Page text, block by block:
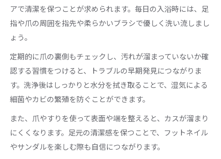
アで清潔を保つことが求められます。毎日の入浴時には、足
指や爪の周囲を指先や柔らかいブラシで優しく洗い流しまし
ょう。
定期的に爪の裏側もチェックし、汚れが溜まっていないか確
認する習慣をつけると、トラブルの早期発見につながりま
す。洗浄後はしっかりと水分を拭き取ることで、湿気による
細菌やカビの繁殖を防ぐことができます。
また、爪やすりを使って表面や端を整えると、カスが溜まり
にくくなります。足元の清潔感を保つことで、フットネイル
やサンダルを楽しむ際も自信につながります。